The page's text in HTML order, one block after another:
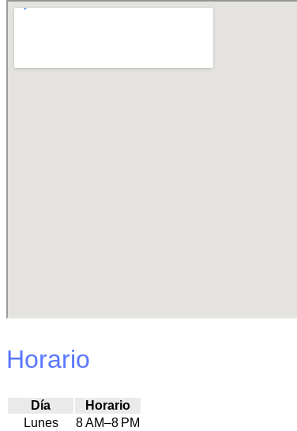
Horario
Día
Horario
Lunes
8 AM–8 PM